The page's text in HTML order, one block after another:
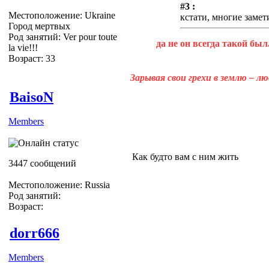
Местоположение: Ukraine
Город мертвых
Род занятий: Ver pour toute
la vie!!!
Возраст: 33
#3 :
кстати, многие
да не он всегда такой
Зарывая свои грехи в землю –
BaisoN
Members
3447 сообщений
Местоположение: Russia
Род занятий:
Возраст:
Как будто вам с ним жить
dorr666
Members